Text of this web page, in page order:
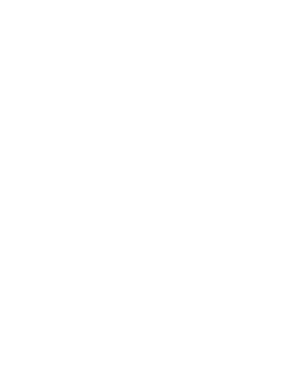
vixente en materia de
Persoal, a Real Academia
que faciliten o seu correo
outra información de carácter
obxecto de tratamento
e incorporados aos seus
os usuarios poderán exercer o
oposición e cancelación dos
connosco.
da política de
na imaxe: